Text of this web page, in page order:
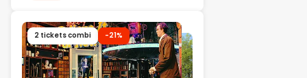
2 tickets combi -21%